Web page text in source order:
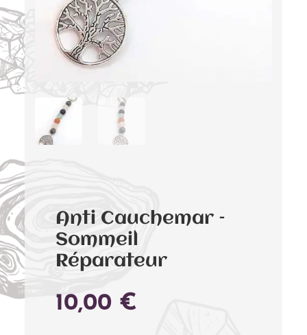
Anti Cauchemar –
Sommeil
Réparateur
10,00 €